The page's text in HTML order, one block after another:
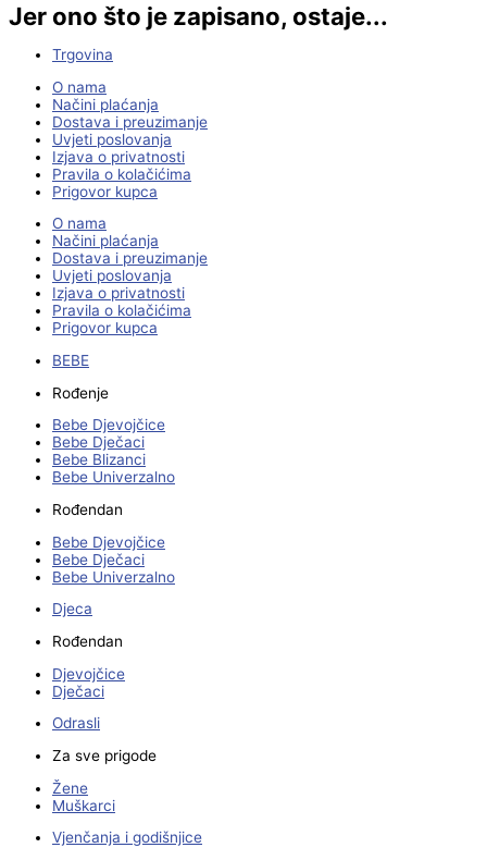
Jer ono što je zapisano, ostaje...
Trgovina
O nama
Načini plaćanja
Dostava i preuzimanje
Uvjeti poslovanja
Izjava o privatnosti
Pravila o kolačićima
Prigovor kupca
O nama
Načini plaćanja
Dostava i preuzimanje
Uvjeti poslovanja
Izjava o privatnosti
Pravila o kolačićima
Prigovor kupca
BEBE
Rođenje
Bebe Djevojčice
Bebe Dječaci
Bebe Blizanci
Bebe Univerzalno
Rođendan
Bebe Djevojčice
Bebe Dječaci
Bebe Univerzalno
Djeca
Rođendan
Djevojčice
Dječaci
Odrasli
Za sve prigode
Žene
Muškarci
Vjenčanja i godišnjice